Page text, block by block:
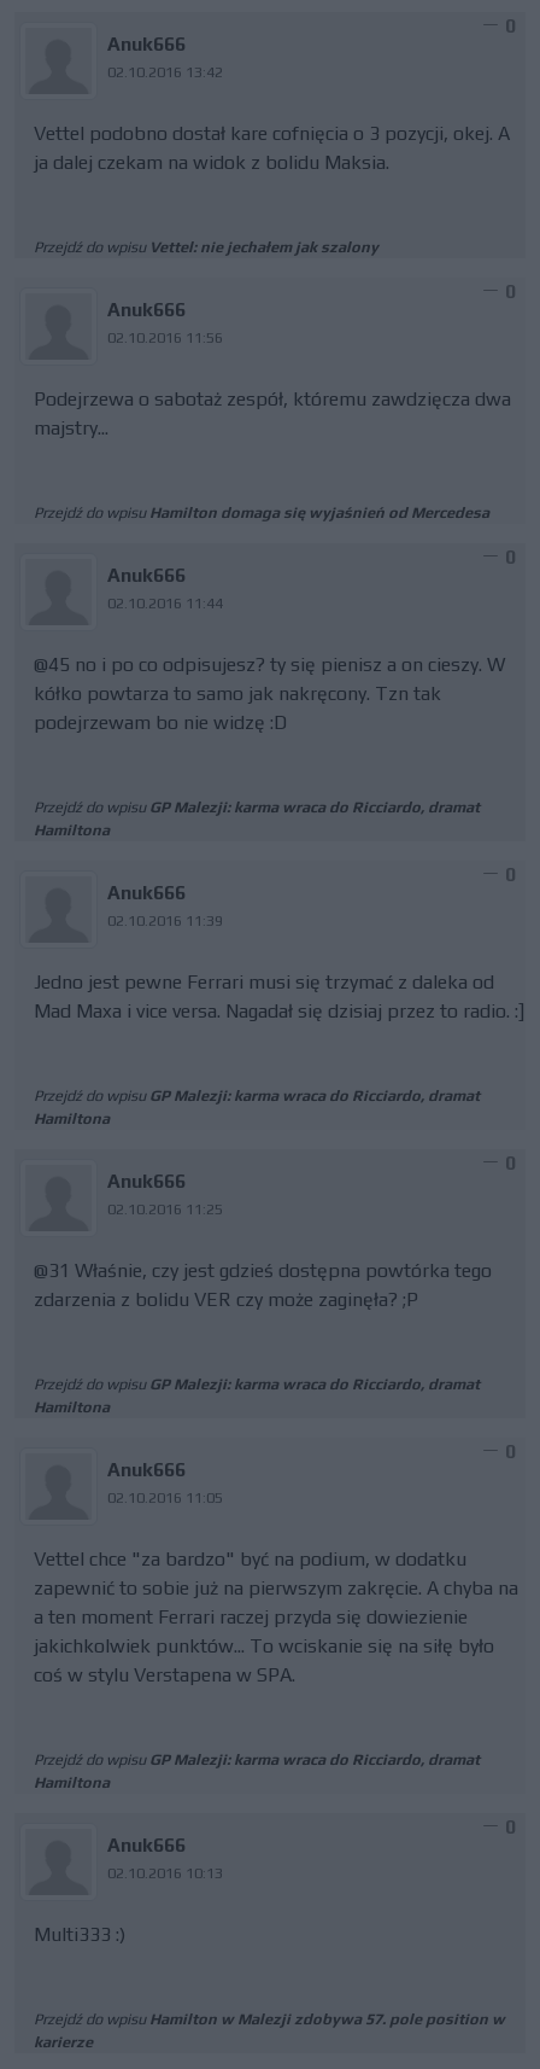
Anuk666
02.10.2016 13:42
0
Vettel podobno dostał kare cofnięcia o 3 pozycji, okej. A
ja dalej czekam na widok z bolidu Maksia.
Przejdź do wpisu Vettel: nie jechałem jak szalony
Anuk666
02.10.2016 11:56
0
Podejrzewa o sabotaż zespół, któremu zawdzięcza dwa
majstry...
Przejdź do wpisu Hamilton domaga się wyjaśnień od Mercedesa
Anuk666
02.10.2016 11:44
0
@45 no i po co odpisujesz? ty się pienisz a on cieszy. W
kółko powtarza to samo jak nakręcony. Tzn tak
podejrzewam bo nie widzę :D
Przejdź do wpisu GP Malezji: karma wraca do Ricciardo, dramat
Hamiltona
Anuk666
02.10.2016 11:39
0
Jedno jest pewne Ferrari musi się trzymać z daleka od
Mad Maxa i vice versa. Nagadał się dzisiaj przez to radio. :]
Przejdź do wpisu GP Malezji: karma wraca do Ricciardo, dramat
Hamiltona
Anuk666
02.10.2016 11:25
0
@31 Właśnie, czy jest gdzieś dostępna powtórka tego
zdarzenia z bolidu VER czy może zaginęła? ;P
Przejdź do wpisu GP Malezji: karma wraca do Ricciardo, dramat
Hamiltona
Anuk666
02.10.2016 11:05
0
Vettel chce "za bardzo" być na podium, w dodatku
zapewnić to sobie już na pierwszym zakręcie. A chyba na
a ten moment Ferrari raczej przyda się dowiezienie
jakichkolwiek punktów... To wciskanie się na siłę było
coś w stylu Verstapena w SPA.
Przejdź do wpisu GP Malezji: karma wraca do Ricciardo, dramat
Hamiltona
Anuk666
02.10.2016 10:13
0
Multi333 :)
Przejdź do wpisu Hamilton w Malezji zdobywa 57. pole position w
karierze